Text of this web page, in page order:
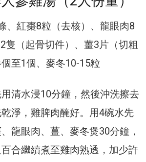
、紅棗8粒（去核）、龍眼肉8
隻（起骨切件）、薑3片（切粗
至1個、麥冬10-15粒
清水浸10分鐘，然後沖洗擦去
淨，雞脾肉醃好。用4碗水先
龍眼肉、薑、麥冬煲30分鐘，
合繼續煮至雞肉熟透，加少許